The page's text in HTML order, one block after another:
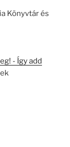
Könyvtár és
- Így add